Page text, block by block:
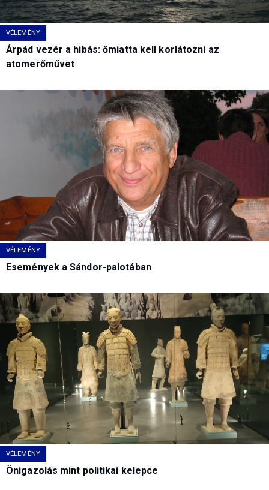
VÉLEMÉNY
Árpád vezér a hibás: őmiatta kell korlátozni az
atomerőművet
VÉLEMÉNY
Események a Sándor-palotában
VÉLEMÉNY
Önigazolás mint politikai kelepce